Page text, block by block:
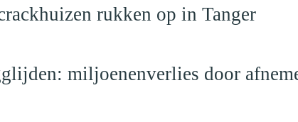
rukken op in Tanger
miljoenenverlies door